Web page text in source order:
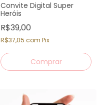
Convite Digital Super
Heróis
R$39,00
R$37,05 com Pix